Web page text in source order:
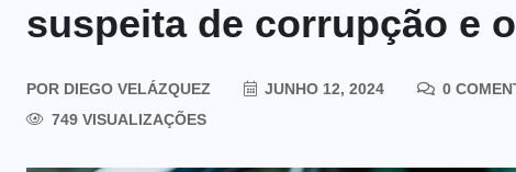
suspeita de corrupção e
POR DIEGO VELÁZQUEZ JUNHO 12, 2024
0
749 VISUALIZAÇÕES